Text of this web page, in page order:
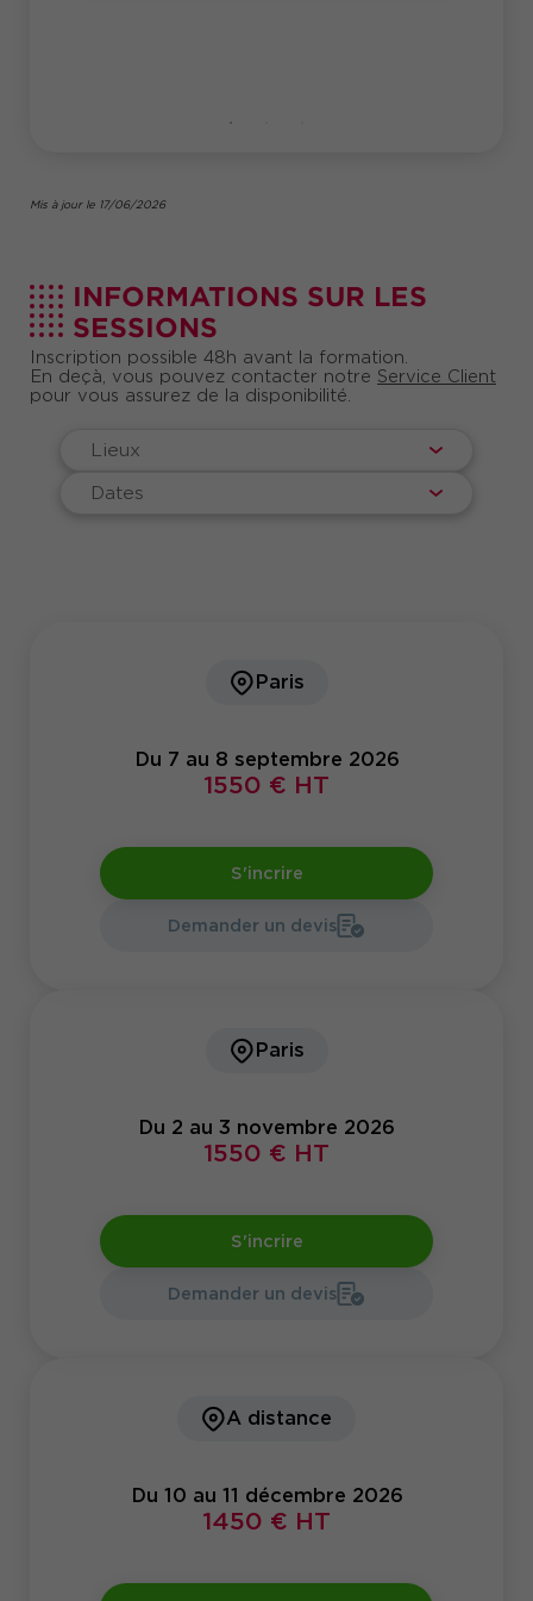
Mis à jour le 17/06/2026
INFORMATIONS SUR LES
SESSIONS
Inscription possible 48h avant la formation.
En deçà, vous pouvez contacter notre Service Client
pour vous assurez de la disponibilité.
Lieux
Dates
Paris
Du 7 au 8 septembre 2026
1550 € HT
S'incrire
Demander un devis
Paris
Du 2 au 3 novembre 2026
1550 € HT
S'incrire
Demander un devis
A distance
Du 10 au 11 décembre 2026
1450 € HT